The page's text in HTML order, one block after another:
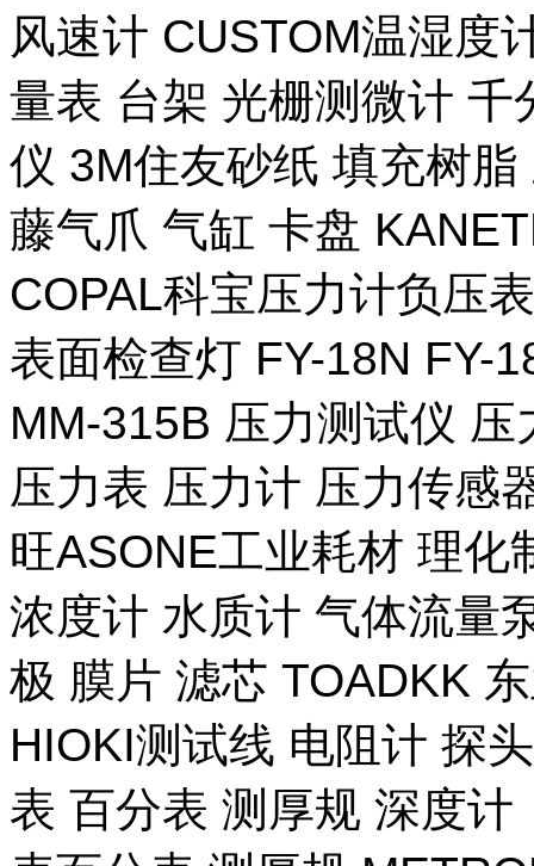
风速计 CUSTOM温湿度
量表 台架 光栅测微计
仪 3M住友砂纸 填充树
藤气爪 气缸 卡盘
COPAL科宝压力计负压
表面检查灯 FY-18N FY-
MM-315B 压力测试仪
压力表 压力计 压力传感
旺ASONE工业耗材 理化
浓度计 水质计 气体流量
极 膜片 滤芯 TOADKK
HIOKI测试线 电阻计 探
表 百分表 测厚规 深度